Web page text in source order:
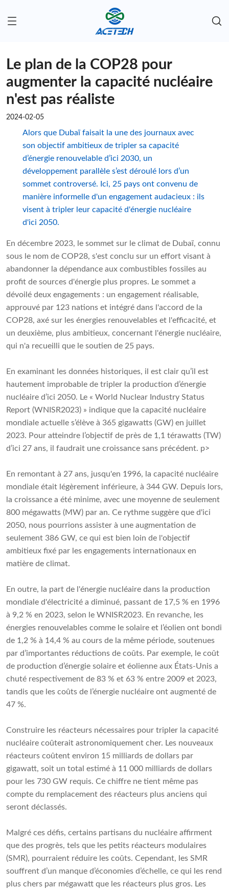
Le plan de la COP28 pour
augmenter la capacité nucléaire
n'est pas réaliste
2024-02-05
Alors que Dubaï faisait la une des journaux avec
son objectif ambitieux de tripler sa capacité
d’énergie renouvelable d’ici 2030, un
développement parallèle s’est déroulé lors d’un
sommet controversé. Ici, 25 pays ont convenu de
manière informelle d'un engagement audacieux : ils
visent à tripler leur capacité d'énergie nucléaire
d'ici 2050.
En décembre 2023, le sommet sur le climat de Dubaï, connu
sous le nom de COP28, s'est conclu sur un effort visant à
abandonner la dépendance aux combustibles fossiles au
profit de sources d'énergie plus propres. Le sommet a
dévoilé deux engagements : un engagement réalisable,
approuvé par 123 nations et intégré dans l'accord de la
COP28, axé sur les énergies renouvelables et l'efficacité, et
un deuxième, plus ambitieux, concernant l'énergie nucléaire,
qui n'a recueilli que le soutien de 25 pays.
En examinant les données historiques, il est clair qu’il est
hautement improbable de tripler la production d’énergie
nucléaire d’ici 2050. Le « World Nuclear Industry Status
Report (WNISR2023) » indique que la capacité nucléaire
mondiale actuelle s’élève à 365 gigawatts (GW) en juillet
2023. Pour atteindre l’objectif de près de 1,1 térawatts (TW)
d’ici 27 ans, il faudrait une croissance sans précédent. p>
En remontant à 27 ans, jusqu'en 1996, la capacité nucléaire
mondiale était légèrement inférieure, à 344 GW. Depuis lors,
la croissance a été minime, avec une moyenne de seulement
800 mégawatts (MW) par an. Ce rythme suggère que d'ici
2050, nous pourrions assister à une augmentation de
seulement 386 GW, ce qui est bien loin de l'objectif
ambitieux fixé par les engagements internationaux en
matière de climat.
En outre, la part de l'énergie nucléaire dans la production
mondiale d'électricité a diminué, passant de 17,5 % en 1996
à 9,2 % en 2023, selon le WNISR2023. En revanche, les
énergies renouvelables comme le solaire et l’éolien ont bondi
de 1,2 % à 14,4 % au cours de la même période, soutenues
par d’importantes réductions de coûts. Par exemple, le coût
de production d’énergie solaire et éolienne aux États-Unis a
chuté respectivement de 83 % et 63 % entre 2009 et 2023,
tandis que les coûts de l’énergie nucléaire ont augmenté de
47 %.
Construire les réacteurs nécessaires pour tripler la capacité
nucléaire coûterait astronomiquement cher. Les nouveaux
réacteurs coûtent environ 15 milliards de dollars par
gigawatt, soit un total estimé à 11 000 milliards de dollars
pour les 730 GW requis. Ce chiffre ne tient même pas
compte du remplacement des réacteurs plus anciens qui
seront déclassés.
Malgré ces défis, certains partisans du nucléaire affirment
que des progrès, tels que les petits réacteurs modulaires
(SMR), pourraient réduire les coûts. Cependant, les SMR
souffrent d’un manque d’économies d’échelle, ce qui les rend
plus chers par mégawatt que les réacteurs plus gros. Les